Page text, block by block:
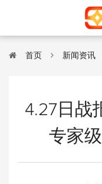
首页 新闻资讯
4.27日战
专家